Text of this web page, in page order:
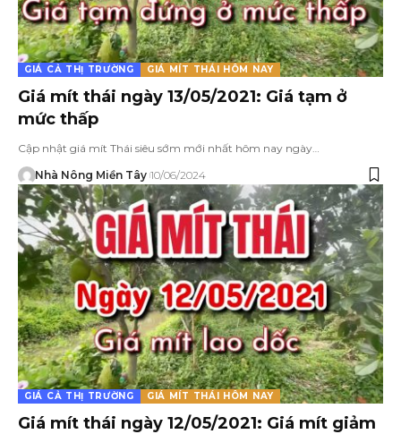
GIÁ CẢ THỊ TRƯỜNG GIÁ MÍT THÁI HÔM NAY
Giá mít thái ngày 13/05/2021: Giá tạm ở
mức thấp
Cập nhật giá mít Thái siêu sớm mới nhất hôm nay ngày…
Nhà Nông Miền Tây 10/06/2024
GIÁ CẢ THỊ TRƯỜNG GIÁ MÍT THÁI HÔM NAY
Giá mít thái ngày 12/05/2021: Giá mít giảm